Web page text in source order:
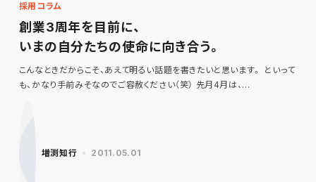
採用コラム
創業3周年を目前に、
いまの自分たちの使命に向き合う。
こんなときだからこそ、あえて明るい話題を書きたいと思います。 といって
も、かなり手前みそなのでご容赦ください（笑） 先月4月は、…
増渕知行 2011.05.01